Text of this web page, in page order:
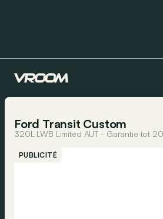
Toutes les voitures
Ford Transit Custom
320L LWB Limited AUT - Garantie tot
PUBLICITÉ